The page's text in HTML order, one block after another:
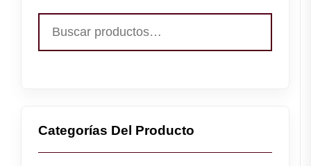
por:
Categorías Del Producto